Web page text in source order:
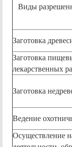
Виды
Заготовка
Заготовка
лекарственных
Заготовка
Ведение
Осуществление